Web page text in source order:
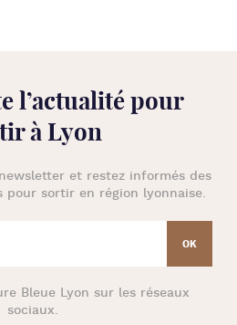
l’actualité pour
à Lyon
et restez informés des
pour sortir en région lyonnaise.
Bleue Lyon sur les réseaux
sociaux.